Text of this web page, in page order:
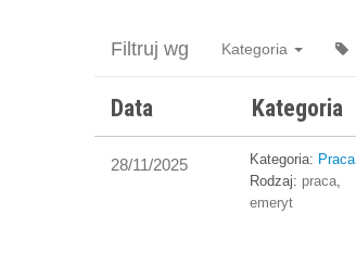
Filtruj wg Kategoria
Data Kategoria
28/11/2025 Kategoria: Praca
Rodzaj: praca,
emeryt